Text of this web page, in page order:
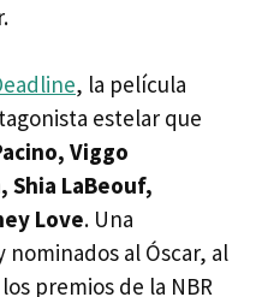
, la película
estelar que
Viggo
Shia LaBeouf,
Love. Una
nominados al Óscar, al
premios de la NBR